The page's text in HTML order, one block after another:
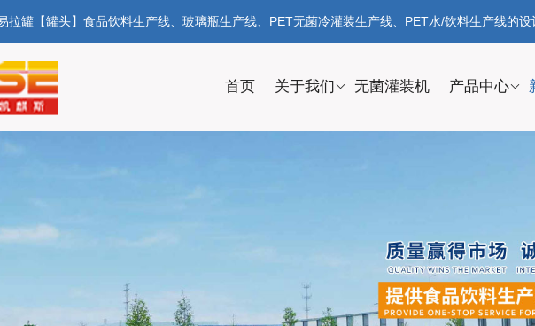
拉罐【罐头】食品饮料生产线、玻璃瓶生产线、PET无菌冷灌装生产线、PET水/饮料生产线的设
首页 关于我们 无菌灌装机 产品中心